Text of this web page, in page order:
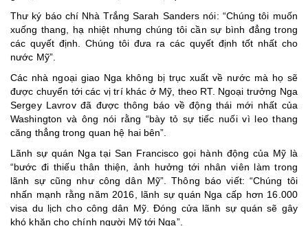
Thư ký báo chí Nhà Trắng Sarah Sanders nói: “Chúng tôi muốn
xuống thang, hạ nhiệt nhưng chúng tôi cần sự bình đẳng trong
các quyết định. Chúng tôi đưa ra các quyết định tốt nhất cho
nước Mỹ”.
Các nhà ngoại giao Nga không bị trục xuất về nước mà họ sẽ
được chuyển tới các vị trí khác ở Mỹ, theo RT. Ngoại trưởng Nga
Sergey Lavrov đã được thông báo về động thái mới nhất của
Washington và ông nói rằng “bày tỏ sự tiếc nuối vì leo thang
căng thẳng trong quan hệ hai bên”.
Lãnh sự quán Nga tại San Francisco gọi hành động của Mỹ là
“bước đi thiếu thân thiện, ảnh hưởng tới nhân viên làm trong
lãnh sự cũng như công dân Mỹ”. Thông báo viết: “Chúng tôi
nhấn mạnh rằng năm 2016, lãnh sự quán Nga cấp hơn 16.000
visa du lịch cho công dân Mỹ. Đóng cửa lãnh sự quán sẽ gây
khó khăn cho chính người Mỹ tới Nga”.